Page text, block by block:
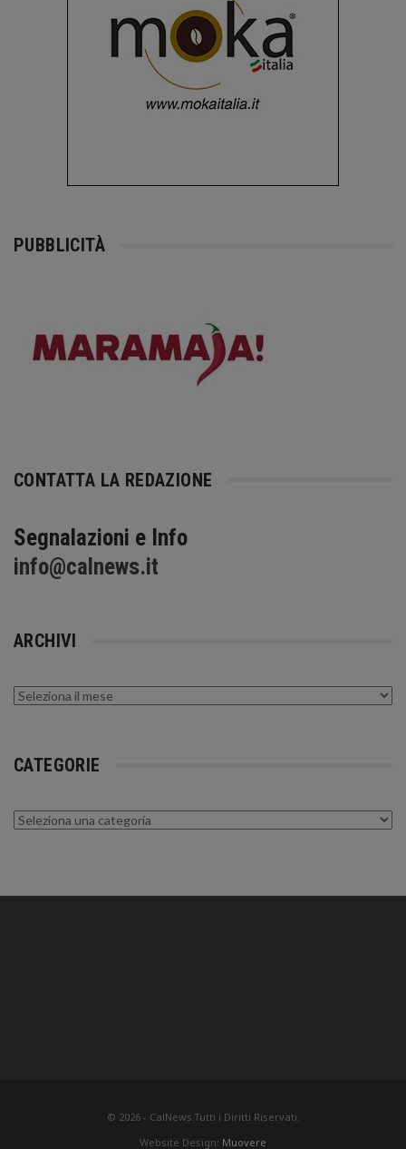
PUBBLICITÀ
CONTATTA LA REDAZIONE
Segnalazioni e Info
info@calnews.it
ARCHIVI
Archivi
CATEGORIE
Categorie
© 2026 - CalNews.Tutti i Diritti Riservati.
Website Design: Muovere